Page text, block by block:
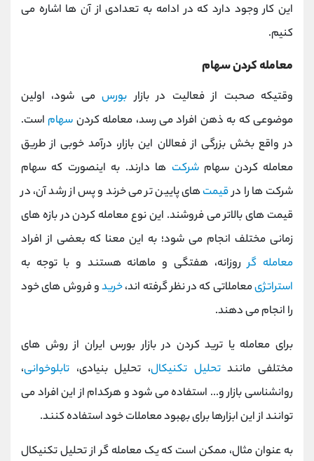
این کار وجود دارد که در ادامه به تعدادی از آن ها اشاره می
کنیم.
معامله کردن سهام
وقتیکه صحبت از فعالیت در بازار بورسمی شود، اولین
موضوعی که به ذهن افراد می رسد، معامله کردن سهام است.
در واقع بخش بزرگی از فعالان این بازار، درآمد خوبی از طریق
معامله کردن سهامشرکت ها دارند. به اینصورت که سهام
شرکت ها را درقیمتهای پایین تر می خرند و پس از رشد آن، در
قیمت های بالاتر می فروشند. این نوع معامله کردن در بازه های
زمانی مختلف انجام می شود؛ به این معنا که بعضی از افراد
معامله گرروزانه، هفتگی و ماهانه هستند و با توجه به
استراتژیمعاملاتی که در نظر گرفته اند،خریدو فروش های خود
را انجام می دهند.
برای معامله یا ترید کردن در بازار بورس ایران از روش های
مختلفی مانندتحلیل تکنیکال، تحلیل بنیادی، تابلوخوانی،
روانشناسی بازار و... استفاده می شود و هرکدام از این افراد می
توانند از این ابزارها برای بهبود معاملات خود استفاده کنند.
به عنوان مثال، ممکن است که یک معامله گر از تحلیل تکنیکال